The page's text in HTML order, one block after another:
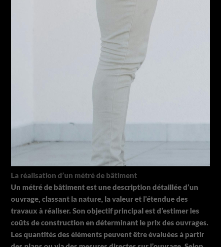
La réalisation d’un métré de bâtiment
Un métré de bâtiment est une description détaillée d’un
ouvrage, classant la nature, la valeur et l’étendue des
travaux à réaliser. Son objectif principal est d’estimer les
coûts de construction en déterminant le prix des ouvrages.
Les quantités des éléments peuvent être évaluées à partir